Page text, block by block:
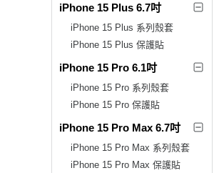
iPhone 15 Plus 6.7吋
iPhone 15 Plus 系列殼套
iPhone 15 Plus 保護貼
iPhone 15 Pro 6.1吋
iPhone 15 Pro 系列殼套
iPhone 15 Pro 保護貼
iPhone 15 Pro Max 6.7吋
iPhone 15 Pro Max 系列殼套
iPhone 15 Pro Max 保護貼